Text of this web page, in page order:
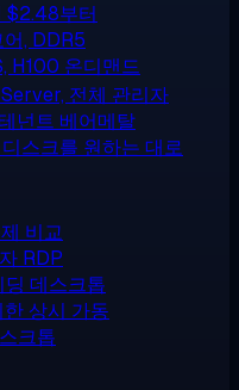
$2.48부터
어, DDR5
H100 온디맨드
전체 관리자
넌트 베어메탈
스크를 원하는 대로
비교
RDP
데스크톱
상시 가동
크톱